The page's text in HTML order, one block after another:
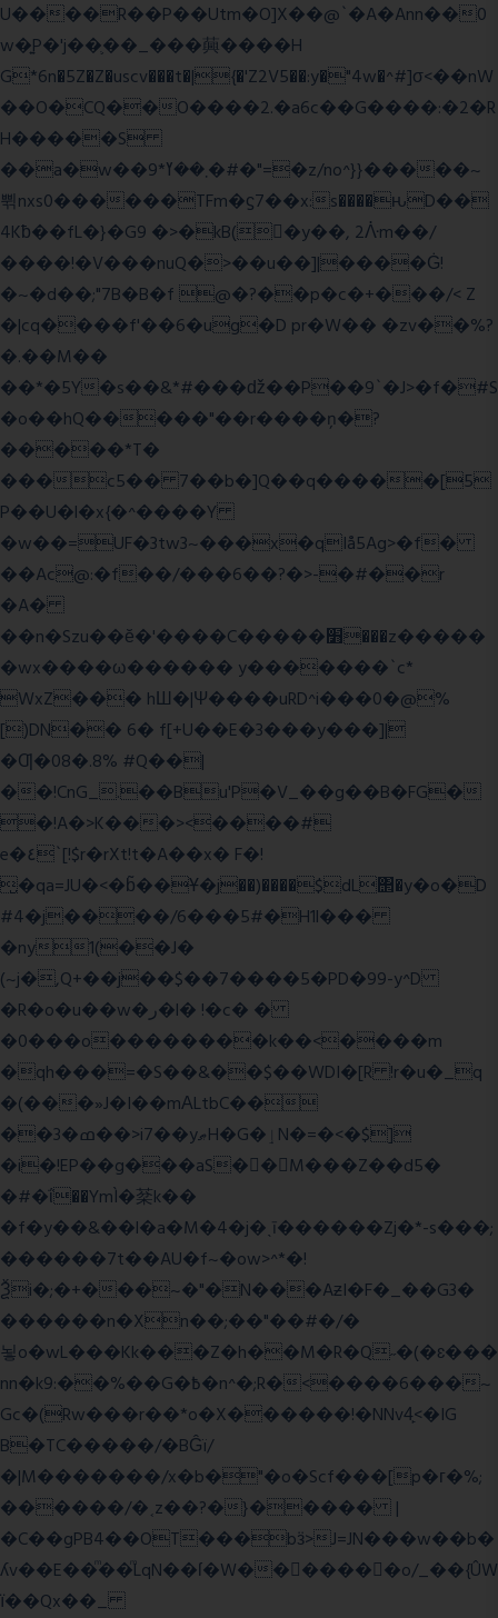
U����R��P��Utm�O]X��@`�A�Ann��0
w�͍P�'j��֛��_���䕟����H
G*6n�5Z�Z�uscv���t�|{�'Z2V5��:y�"4w�^#]σ<��nW
��O�CQ��O����2.�a6c��G����:�2�R
H�����S
��a�w��9*܂��ߌ�#�"=�z/no^}}�����~
쀢nxs0������TFm�ϛ7��x:s����ԋD��
4Kƀ��fL�}�G9 �>�kB(�ِy��, 2ᐿm��/
����!�V���nuQ�>��u��]|����Ġ!
�~�d��;"7B�B�f @�?��p�c�+���/< Z
�|cq����f'��6�ug�D pr�W�� �zv��%?
�.��M��
��*�5Y�s��&*#���ǆ��P��9`�J>�f�#S
�o��hQ�����"��r����ņ�?
�����*T�
���c5�� 7��b�]Q��q�����[5
P��U�l�x{�^����Y
�w��=UF�3tw3~���x�qIå5Ag>�f�
��Ac@:�f��/���6��?�>-�#��r
�A�
��n�Szu��ӗ�'����C�����׻���z�����
�wx����ω������ y�������`c*
WxZ��� hШ�|Ψ����uRD^i���0�@%
[)DN�� 6� f[+U��E�3���y���]|
�Ƣ�08�.8% #Q��|
��!CnG_.��Bu'P�V_��g��B�FG�
�!A�>K���><����#
e�٤`[!$r�rXt!t�A��x� F�!
̮�qa=JU�<�b̃��Ұ�j��)����$dL΢�y�o�D
#4�j����/6���5#�H1l���
�ny1(��J�
(~j�,Q+��j��$��7����5�PD�99-y^D
�R�o�u��w�ر�l� !�c� �
�0���o��������k��<����m
�qh���=�S��&��$��WDI�[R !r�u�_q
�(���»J�I��mΑLtbC��
��3�ߘ��>i7��yޠH�G�ٳN�=�<�$]
�i�!EP��g���aS��M���Z��d5�
�#�ΐ��YmÌ�棻k��
�f�y��&��l�a�M�4�j�ˎī������Zj�*-s���;
������7t� �AU�f~�ow>^*�!
Ѯi�;�+���~�"�N���AƶI�F�_��G3�
������n�Xn��;��"��#�/�
뇧o�wL���Kk���Z�h��M�R�Q˶�(�ɛ���
nn�k9:��%��G�߿�n^�;R�<����6���~
Gc�(Rw���r��*o�X������!�NNv4̙<�IG
B�TC�����/�BĜï/
�|M�������/x�b�"�o�Scf���[p�г�%;
������/�˱z��?�}����� |
�C��gPB4��OT���bӟ>J=JN���w��b�
ʎv��E��ͫ��ͫLqN��ſ�W���ً����o/_��{ÛW
ї��Qx��_